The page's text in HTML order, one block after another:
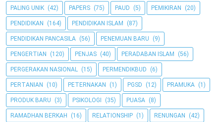
PALING UNIK (42) PAPERS (75) PAUD (5) PEMIKIRAN (20)
PENDIDIKAN (164) PENDIDIKAN ISLAM (87)
PENDIDIKAN PANCASILA (56) PENEMUAN BARU (9)
PENGERTIAN (120) PENJAS (40) PERADABAN ISLAM (56)
PERGERAKAN NASIONAL (15) PERMENDIKBUD (6)
PERTANIAN (10) PETERNAKAN (1) PGSD (12) PRAMUKA (1)
PRODUK BARU (3) PSIKOLOGI (35) PUASA (8)
RAMADHAN BERKAH (16) RELATIONSHIP (1) RENUNGAN (42)